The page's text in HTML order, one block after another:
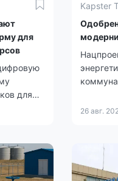
для
для
в
Kapster
87
на
26 авг.